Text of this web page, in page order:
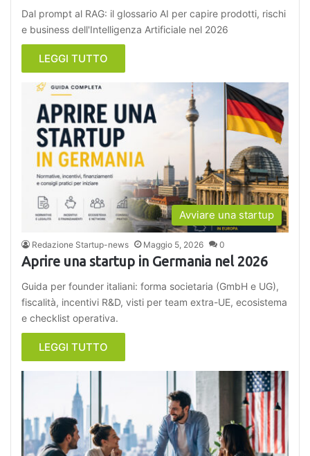
Dal prompt al RAG: il glossario AI per capire prodotti, rischi
e business dell'Intelligenza Artificiale nel 2026
LEGGI TUTTO
Avviare una startup
Redazione Startup-news Maggio 5, 2026 0
Aprire una startup in Germania nel 2026
Guida per founder italiani: forma societaria (GmbH e UG),
fiscalità, incentivi R&D, visti per team extra-UE, ecosistema
e checklist operativa.
LEGGI TUTTO